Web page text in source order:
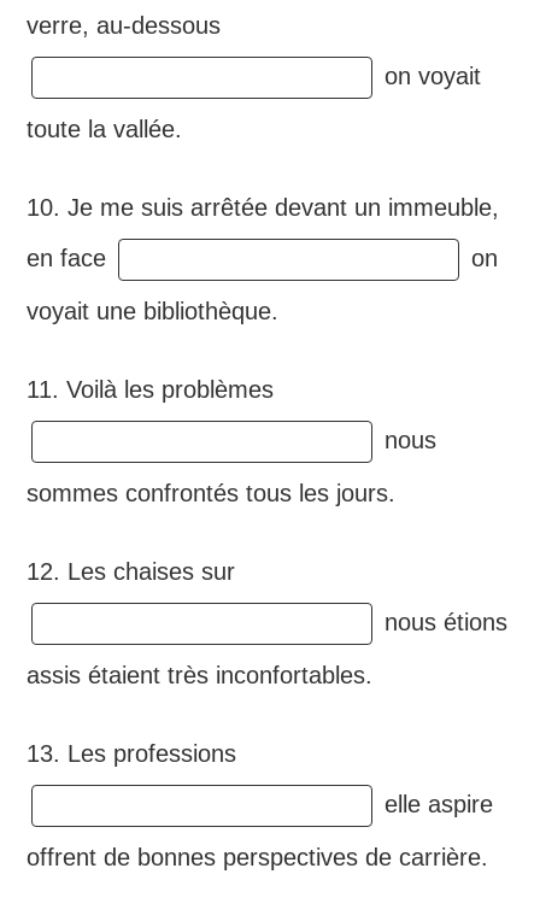
verre, au-dessous
on voyait
toute la vallée.
10. Je me suis arrêtée devant un immeuble,
en face
on
voyait une bibliothèque.
11. Voilà les problèmes
nous
sommes confrontés tous les jours.
12. Les chaises sur
nous étions
assis étaient très inconfortables.
13. Les professions
elle aspire
offrent de bonnes perspectives de carrière.